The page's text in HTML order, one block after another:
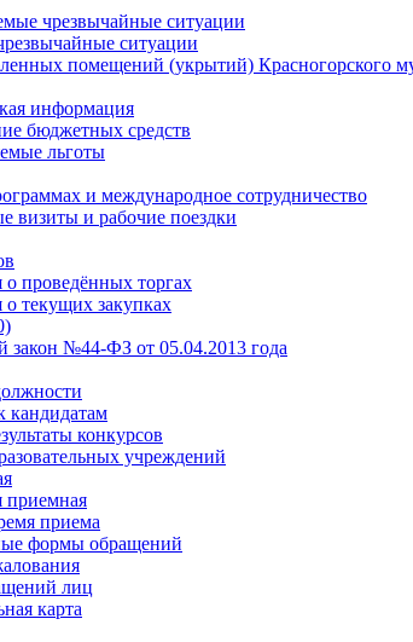
чрезвычайные ситуации
ситуации
помещений (укрытий) Красногорского
информация
бюджетных средств
льготы
и международное сотрудничество
визиты и рабочие поездки
проведённых торгах
текущих закупках
закон №44-ФЗ от 05.04.2013 года
кандидатам
конкурсов
учреждений
приемная
приема
формы обращений
лиц
карта